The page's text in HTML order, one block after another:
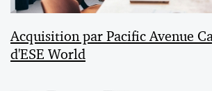
Acquisition par Pacific Avenue
d'ESE World